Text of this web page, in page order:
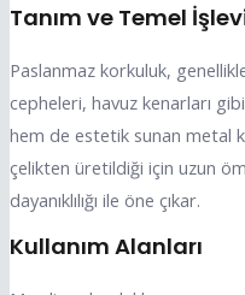
Tanım ve Temel
Paslanmaz korkuluk,
cepheleri, havuz kenarları
hem de estetik sunan metal
çelikten üretildiği için uzun
dayanıklılığı ile öne çıkar.
Kullanım Alanları